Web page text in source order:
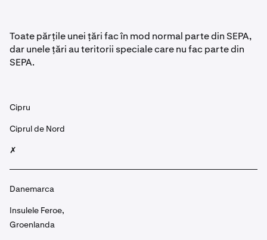
Toate părțile unei țări fac în mod normal parte din SEPA,
dar unele țări au teritorii speciale care nu fac parte din
SEPA.
Cipru
Ciprul de Nord
✗
Danemarca
Insulele Feroe,
Groenlanda